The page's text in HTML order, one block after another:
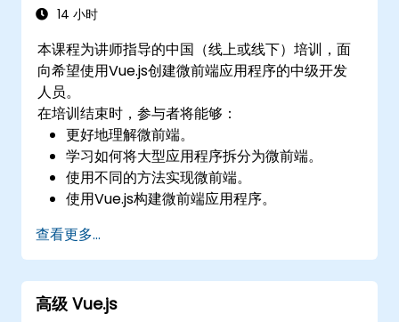
14 小时
本课程为讲师指导的中国（线上或线下）培训，面
向希望使用Vue.js创建微前端应用程序的中级开发
人员。
在培训结束时，参与者将能够：
更好地理解微前端。
学习如何将大型应用程序拆分为微前端。
使用不同的方法实现微前端。
使用Vue.js构建微前端应用程序。
查看更多...
高级 Vue.js